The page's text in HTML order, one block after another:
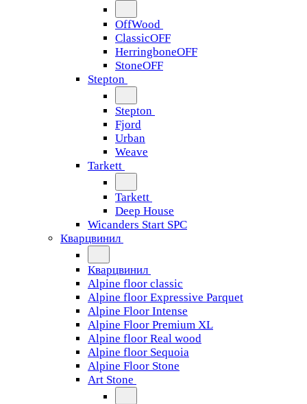
OffWood
ClassicOFF
HerringboneOFF
StoneOFF
Stepton
Stepton
Fjord
Urban
Weave
Tarkett
Tarkett
Deep House
Wicanders Start SPC
Кварцвинил
Кварцвинил
Alpine floor classic
Alpine floor Expressive Parquet
Alpine Floor Intense
Alpine Floor Premium XL
Alpine floor Real wood
Alpine floor Sequoia
Alpine Floor Stone
Art Stone